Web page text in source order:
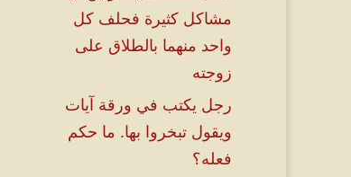
مشاكل كثيرة فحلف كل
واحد منهما بالطلاق على
زوجته
رجل يكتب في ورقة آيات
ويقول تبخروا بها. ما حكم
فعله؟